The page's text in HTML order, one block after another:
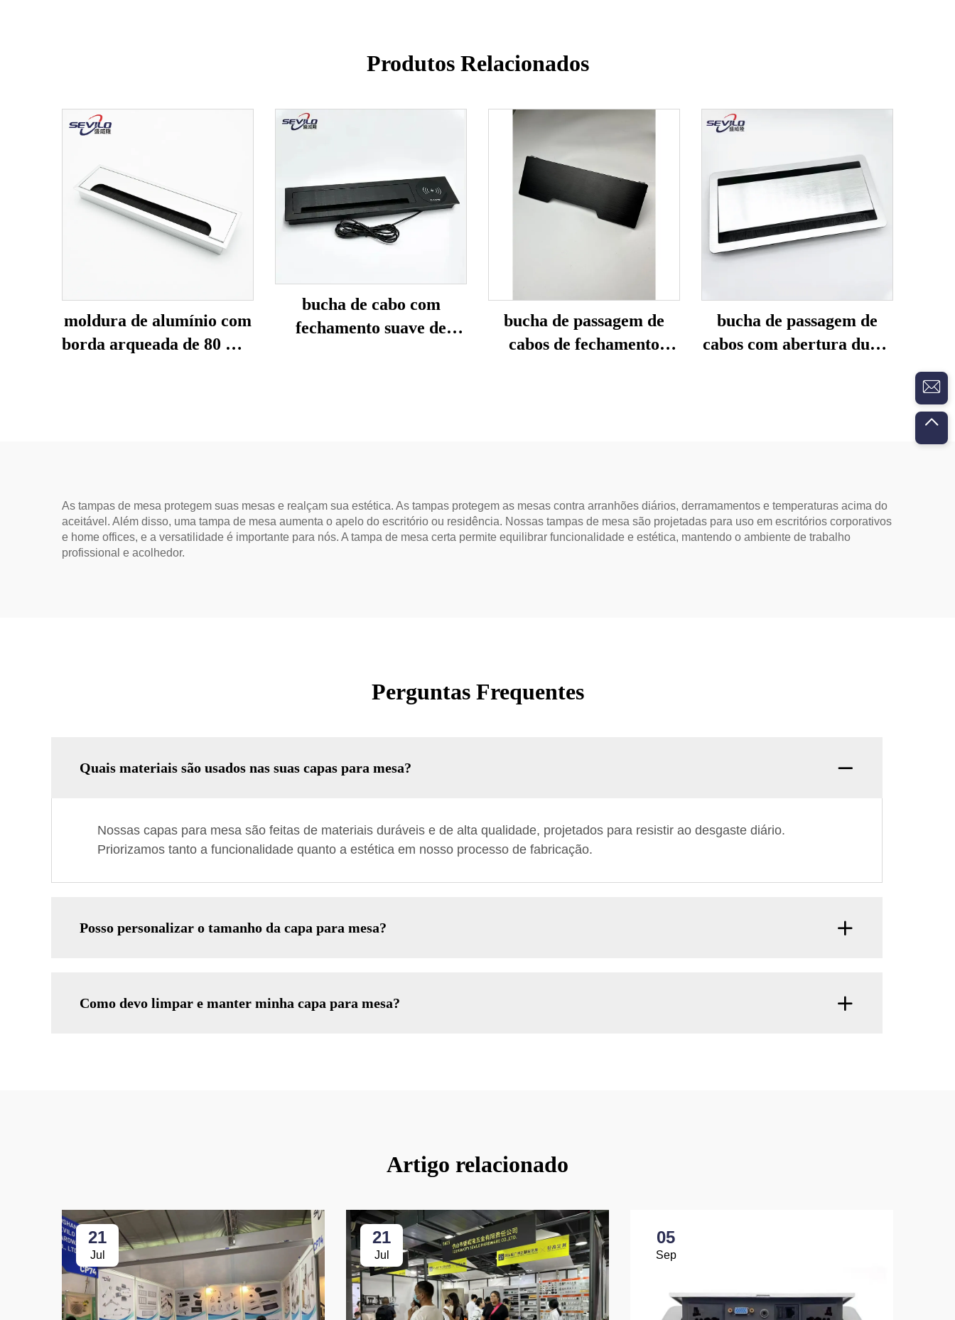
Produtos Relacionados
moldura de alumínio com
borda arqueada de 80 mm
bucha de cabo com
fechamento suave de
bucha de passagem de
cabos de fechamento
bucha de passagem de
cabos com abertura dupla
As tampas de mesa protegem suas mesas e realçam sua estética. As tampas protegem as mesas contra arranhões diários, derramamentos e temperaturas acima do
aceitável. Além disso, uma tampa de mesa aumenta o apelo do escritório ou residência. Nossas tampas de mesa são projetadas para uso em escritórios corporativos
e home offices, e a versatilidade é importante para nós. A tampa de mesa certa permite equilibrar funcionalidade e estética, mantendo o ambiente de trabalho
profissional e acolhedor.
Perguntas Frequentes
Quais materiais são usados nas suas capas para mesa?
Nossas capas para mesa são feitas de materiais duráveis e de alta qualidade, projetados para resistir ao desgaste diário.
Priorizamos tanto a funcionalidade quanto a estética em nosso processo de fabricação.
Posso personalizar o tamanho da capa para mesa?
Como devo limpar e manter minha capa para mesa?
Artigo relacionado
21
Jul
21
Jul
05
Sep